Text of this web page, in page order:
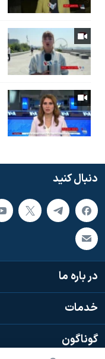
دنبال کنید
در باره ما
خدمات
گوناگون